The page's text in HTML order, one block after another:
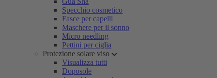
Specchio cosmetico
Fasce per capelli
Maschere per il sonno
Micro needling
Pettini per ciglia
Protezione solare viso
Visualizza tutti
Doposole